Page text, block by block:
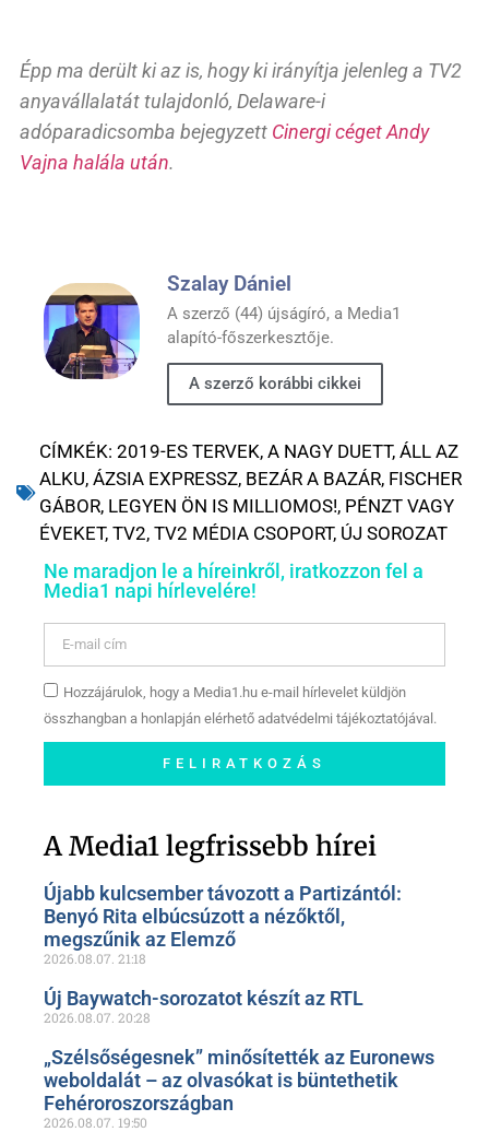
Épp ma derült ki az is, hogy ki irányítja jelenleg a TV2
anyavállalatát tulajdonló, Delaware-i
adóparadicsomba bejegyzett Cinergi céget Andy
Vajna halála után.
Szalay Dániel
A szerző (44) újságíró, a Media1
alapító-főszerkesztője.
A szerző korábbi cikkei
CÍMKÉK: 2019-ES TERVEK, A NAGY DUETT, ÁLL AZ
ALKU, ÁZSIA EXPRESSZ, BEZÁR A BAZÁR, FISCHER
GÁBOR, LEGYEN ÖN IS MILLIOMOS!, PÉNZT VAGY
ÉVEKET, TV2, TV2 MÉDIA CSOPORT, ÚJ SOROZAT
Ne maradjon le a híreinkről, iratkozzon fel a
Media1 napi hírlevelére!
Hozzájárulok, hogy a Media1.hu e-mail hírlevelet küldjön
összhangban a honlapján elérhető adatvédelmi tájékoztatójával.
FELIRATKOZÁS
oldalunkon!
A Media1 legfrissebb hírei
Újabb kulcsember távozott a Partizántól:
Benyó Rita elbúcsúzott a nézőktől,
megszűnik az Elemző
2026.08.07. 21:18
Új Baywatch-sorozatot készít az RTL
2026.08.07. 20:28
„Szélsőségesnek” minősítették az Euronews
weboldalát – az olvasókat is büntethetik
Fehéroroszországban
2026.08.07. 19:50